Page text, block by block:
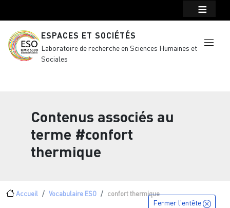
ESPACES ET SOCIÉTÉS
Laboratoire de recherche en Sciences Humaines et
Sociales
Contenus associés au
terme #confort
thermique
Fil d'Ariane
Accueil Vocabulaire ESO confort thermique
Fermer l'entête